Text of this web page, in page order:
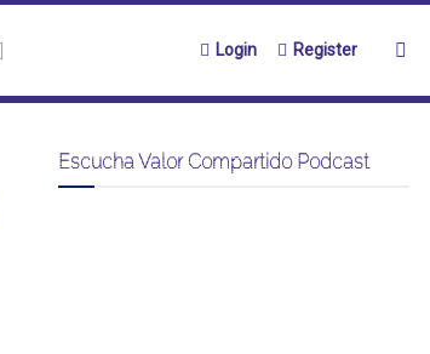
Login Register
Escucha Valor Compartido Podcast